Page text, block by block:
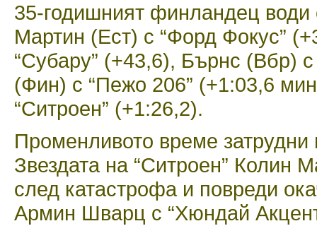
35-годишният финландец
Мартин (Ест) с “Форд Фокус”
“Субару” (+43,6), Бърнс (Вбр)
(Фин) с “Пежо 206” (+1:03,6
“Ситроен” (+1:26,2).
Променливото време затрудни
Звездата на “Ситроен” Колин
след катастрофа и повреди
Армин Шварц с “Хюндай